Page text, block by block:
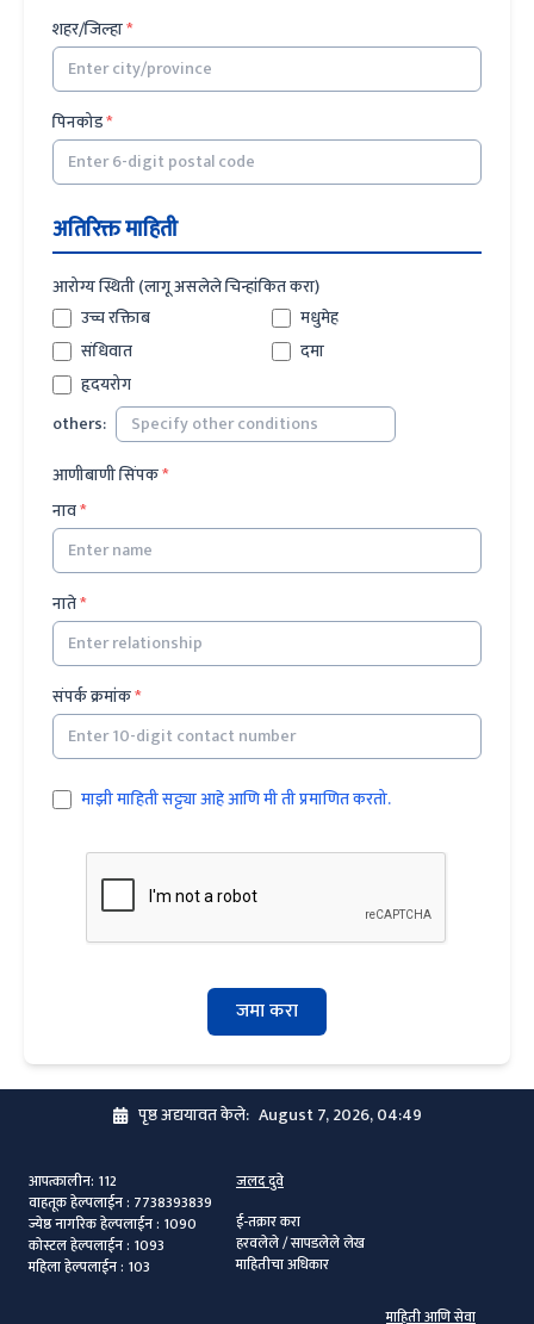
शहर/जिल्हा*
पिनकोड*
अतिरिक्त माहिती
आरोग्य स्थिती (लागू असलेले चिन्हांकित करा)
उच्च रक्तिाब
मधुमेह
संधिवात
दमा
हृदयरोग
others:
आणीबाणी सिंपक*
नाव*
नाते*
संपर्क क्रमांक*
माझी माहिती सट्ट्या आहे आणि मी ती प्रमाणित करतो.
जमा करा
पृष्ठ अद्ययावत केले: August 7, 2026, 04:49
आपत्कालीन: 112
वाहतूक हेल्पलाईन: 7738393839
ज्येष्ठ नागरिक हेल्पलाईन: 1090
कोस्टल हेल्पलाईन: 1093
महिला हेल्पलाईन: 103
जलद दुवे
ई-तक्रार करा
हरवलेले / सापडलेले लेख
माहितीचा अधिकार
माहिती आणि सेवा